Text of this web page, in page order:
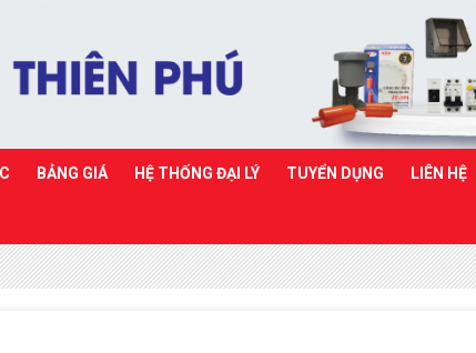
BẢNG GIÁ HỆ THỐNG ĐẠI LÝ TUYỂN DỤNG LIÊN HỆ